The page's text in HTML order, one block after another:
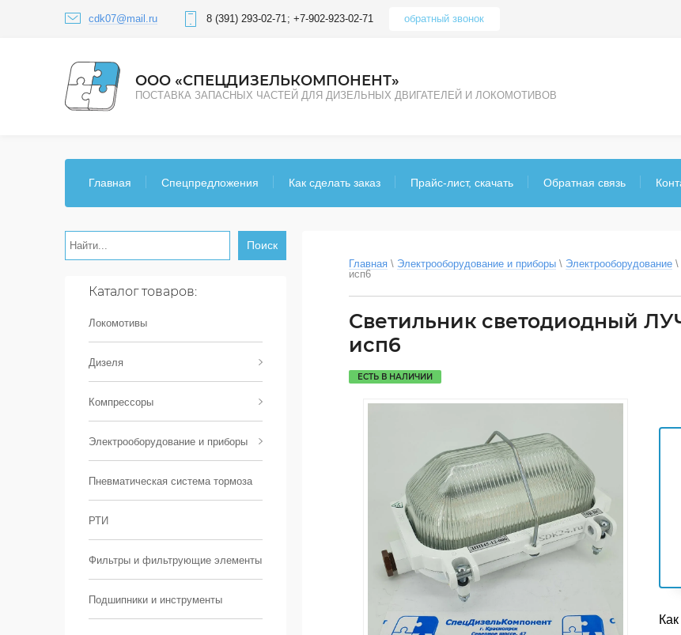
cdk07@mail.ru 8 (391) 293-02-71 +7-902-923-02-71 обратный звонок
ООО «СПЕЦДИЗЕЛЬКОМПОНЕНТ»
ПОСТАВКА ЗАПАСНЫХ ЧАСТЕЙ ДЛЯ ДИЗЕЛЬНЫХ ДВИГАТЕЛЕЙ И ЛОКОМОТИВОВ
Главная Спецпредложения Как сделать заказ Прайс-лист, скачать Обратная связь
Поиск
Каталог товаров:
Локомотивы
Дизеля
Компрессоры
Электрооборудование и приборы
Пневматическая система тормоза
РТИ
Фильтры и фильтрующие элементы
Подшипники и инструменты
Главная \ Электрооборудование и приборы \ Электрооборудование \
исп6
Светильник светодиодный
исп6
ЕСТЬ В НАЛИЧИИ